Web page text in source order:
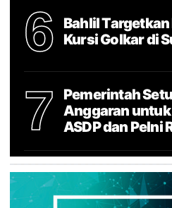
6
Bahlil
Kursi Golkar di
7
Pemerintah
Anggaran
ASDP dan Pelni